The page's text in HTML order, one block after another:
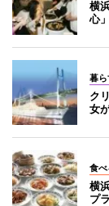
横
心
暮ら
ク
女
食べ
横
プ